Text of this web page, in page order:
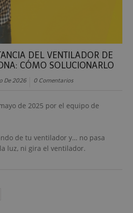
DEL VENTILADOR DE
CÓMO SOLUCIONARLO
De 2026 0 Comentarios
de 2025 por el equipo de
de tu ventilador y… no pasa
luz, ni gira el ventilador.